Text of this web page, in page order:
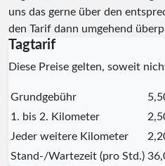
uns das gerne über den
den Tarif dann umgehend
Tagtarif
Diese Preise gelten, soweit
Grundgebühr
1. bis 2. Kilometer
Jeder weitere Kilometer
Stand-/Wartezeit (pro Std.)